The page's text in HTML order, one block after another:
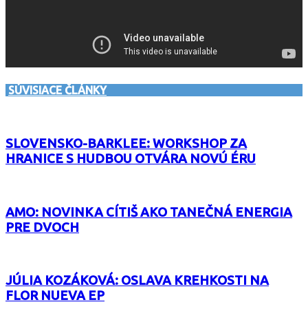
SÚVISIACE ČLÁNKY
SLOVENSKO-BARKLEE: WORKSHOP ZA
HRANICE S HUDBOU OTVÁRA NOVÚ ÉRU
AMO: NOVINKA CÍTIŠ AKO TANEČNÁ ENERGIA
PRE DVOCH
JÚLIA KOZÁKOVÁ: OSLAVA KREHKOSTI NA
FLOR NUEVA EP